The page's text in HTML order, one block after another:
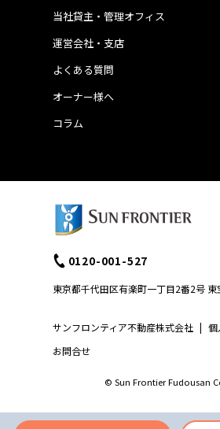
運営会社・支店
よくある質問
当社貸主・管理オフィス
オーナー様へ
コラム
サンフロンティア不動産株式会社 | 個
お問合せ
0120-001-527
東京都千代田区有楽町一丁目2番2号
© Sun Frontier Fudousan